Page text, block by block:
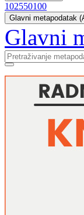
102550100
Glavni metapodatak
Glavni